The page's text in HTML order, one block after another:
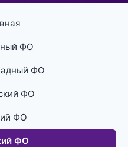
ФО
ФО
ФО
ФО
ФО